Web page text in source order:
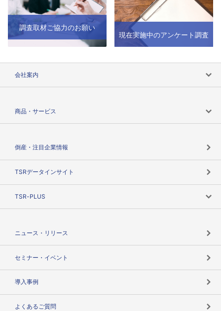
調査取材ご協力のお願い
現在実施中のアンケート調査
会社案内
商品・サービス
倒産・注目企業情報
TSRデータインサイト
TSR-PLUS
ニュース・リリース
セミナー・イベント
導入事例
よくあるご質問